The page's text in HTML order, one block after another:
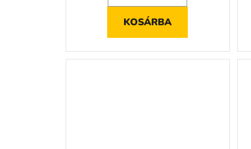
KOSÁRBA